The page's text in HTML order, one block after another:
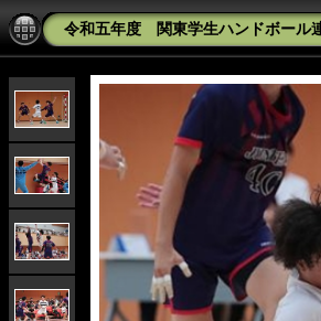
令和五年度 関東学生ハンドボー